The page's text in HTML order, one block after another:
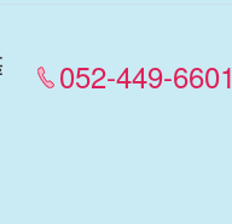
052-449-6601